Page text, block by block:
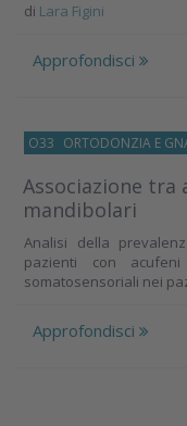
di Lara Figini
Approfondisci
O33 ORTODONZIA E
Associazione
mandibolari
Analisi della
pazienti con
somatosensoriali nei
Approfondisci